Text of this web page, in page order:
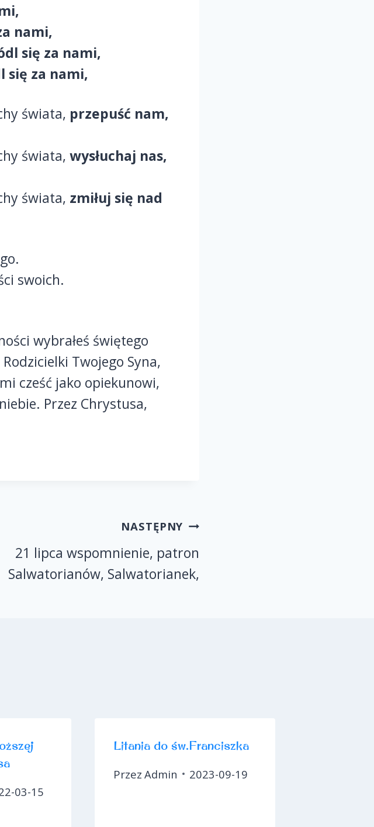
nami,
się za nami,
się za nami,
świata, przepuść nam,
świata, wysłuchaj nas,
świata, zmiłuj się nad
swoich.
wybrałeś świętego
Twojego Syna,
cześć jako opiekunowi,
Przez Chrystusa,
NASTĘPNY
21 lipca wspomnienie, patron
Salwatorianów, Salwatorianek,
03-15
Litania do św.Franciszka
Przez Admin 2023-09-19